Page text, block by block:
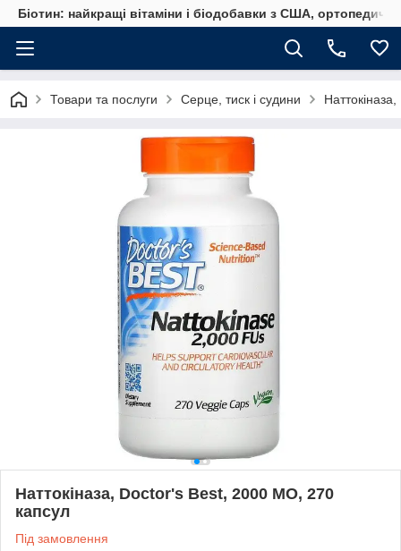
Біотин: найкращі вітаміни і біодобавки з США,
Товари та послуги Серце, тиск і судини
Наттокіназа, Doctor's Best, 2000 МО, 270
капсул
Під замовлення